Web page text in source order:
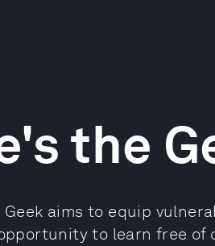
the
aims to equip
to learn free of